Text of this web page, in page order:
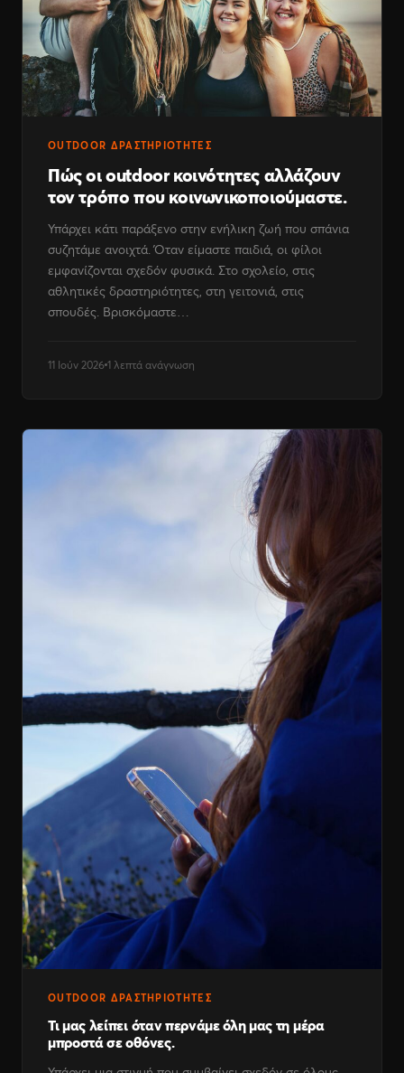
OUTDOOR ΔΡΑΣΤΗΡΙΌΤΗΤΕΣ
Πώς οι outdoor κοινότητες αλλάζουν
τον τρόπο που κοινωνικοποιούμαστε.
Υπάρχει κάτι παράξενο στην ενήλικη ζωή που σπάνια
συζητάμε ανοιχτά. Όταν είμαστε παιδιά, οι φίλοι
εμφανίζονται σχεδόν φυσικά. Στο σχολείο, στις
αθλητικές δραστηριότητες, στη γειτονιά, στις
σπουδές. Βρισκόμαστε…
11 Ιούν 2026 1 λεπτά ανάγνωση
OUTDOOR ΔΡΑΣΤΗΡΙΌΤΗΤΕΣ
Τι μας λείπει όταν περνάμε όλη μας τη μέρα
μπροστά σε οθόνες.